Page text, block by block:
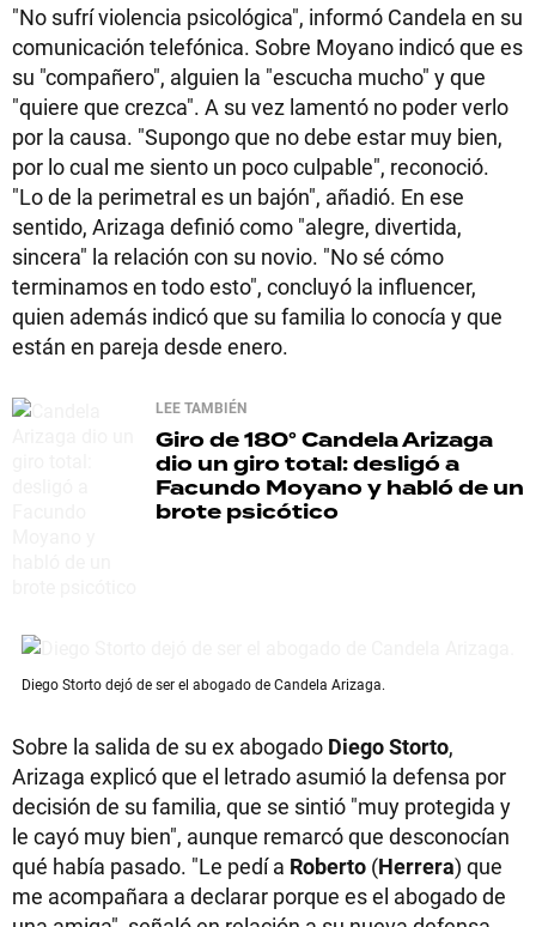
"No sufrí violencia psicológica", informó Candela en su
comunicación telefónica. Sobre Moyano indicó que es
su "compañero", alguien la "escucha mucho" y que
"quiere que crezca". A su vez lamentó no poder verlo
por la causa. "Supongo que no debe estar muy bien,
por lo cual me siento un poco culpable", reconoció.
"Lo de la perimetral es un bajón", añadió. En ese
sentido, Arizaga definió como "alegre, divertida,
sincera" la relación con su novio. "No sé cómo
terminamos en todo esto", concluyó la influencer,
quien además indicó que su familia lo conocía y que
están en pareja desde enero.
LEE TAMBIÉN
Giro de 180°Candela Arizaga
dio un giro total: desligó a
Facundo Moyano y habló de un
brote psicótico
Diego Storto dejó de ser el abogado de Candela Arizaga.
Sobre la salida de su ex abogado Diego Storto,
Arizaga explicó que el letrado asumió la defensa por
decisión de su familia, que se sintió "muy protegida y
le cayó muy bien", aunque remarcó que desconocían
qué había pasado. "Le pedí a Roberto (Herrera) que
me acompañara a declarar porque es el abogado de